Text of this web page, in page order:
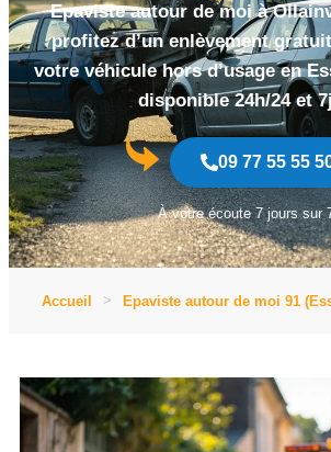
Epaviste autour de moi à
profitez d’un enlèvement
votre véhicule hors d’usage en
disponible 24h/24 et
09 77 55 55
À votre écoute 7 jours sur
Accueil Epaviste autour de moi 91